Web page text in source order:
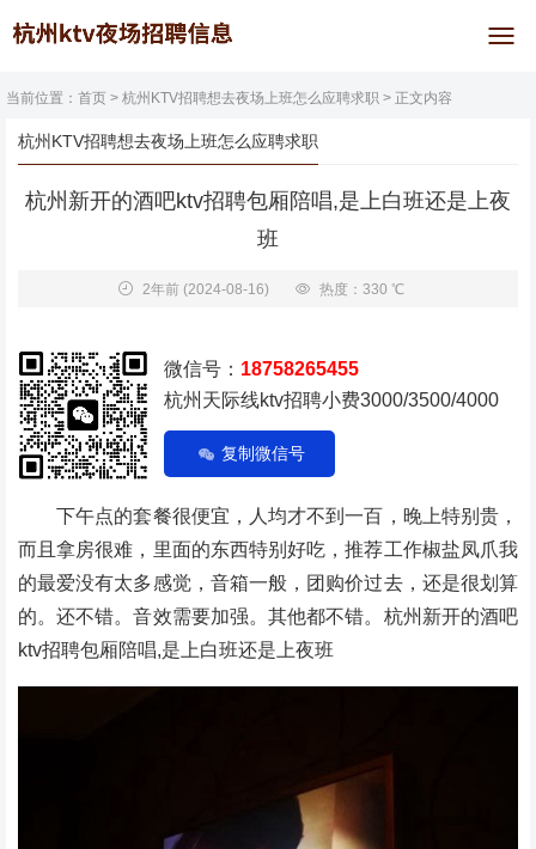
当前位置： 首页 > 杭州KTV招聘想去夜场上班怎么应聘求职 > 正文内容
杭州KTV招聘想去夜场上班怎么应聘求职
杭州新开的酒吧ktv招聘包厢陪唱,是上白班还是上夜
班
2年前(2024-08-16) 热度：330 ℃
微信号： 18758265455
杭州天际线ktv招聘小费3000/3500/4000
复制微信号
下午点的套餐很便宜，人均才不到一百，晚上特别贵，
而且拿房很难，里面的东西特别好吃，推荐工作椒盐凤爪我
的最爱没有太多感觉，音箱一般，团购价过去，还是很划算
的。还不错。音效需要加强。其他都不错。杭州新开的酒吧
ktv招聘包厢陪唱,是上白班还是上夜班